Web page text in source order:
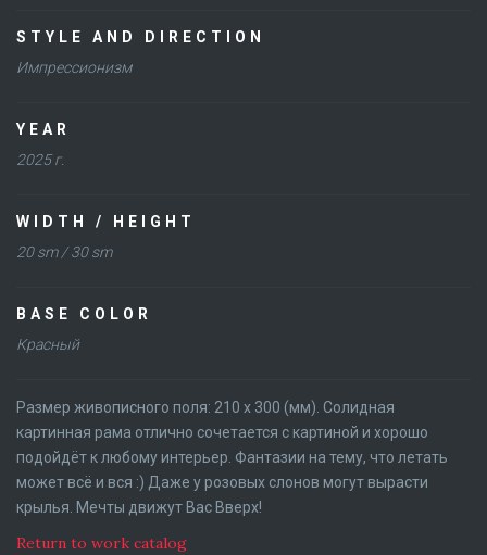
STYLE AND DIRECTION
Импрессионизм
YEAR
2025 г.
WIDTH / HEIGHT
20 sm / 30 sm
BASE COLOR
Красный
Размер живописного поля: 210 х 300 (мм). Солидная
картинная рама отлично сочетается с картиной и хорошо
подойдёт к любому интерьер. Фантазии на тему, что летать
может всё и вся :) Даже у розовых слонов могут вырасти
крылья. Мечты движут Вас Вверх!
Return to work catalog